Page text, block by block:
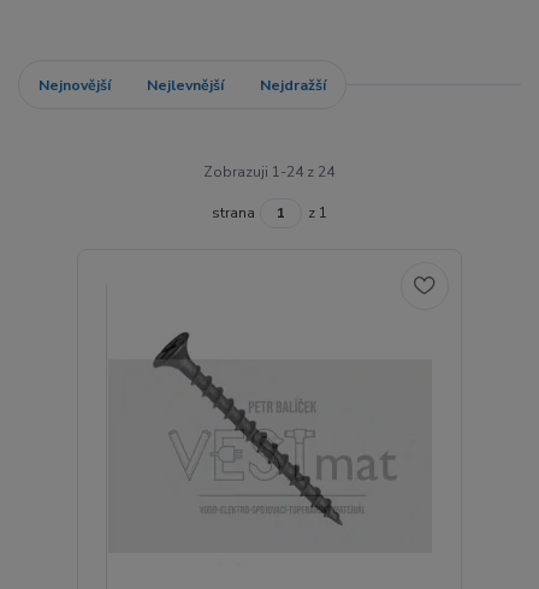
Nejnovější Nejlevnější Nejdražší
Zobrazuji 1-24 z 24
strana z 1